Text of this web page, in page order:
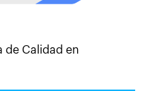
de Calidad en